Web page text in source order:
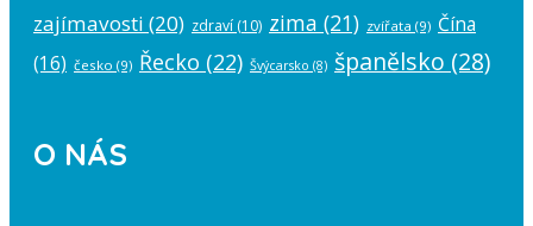
zajímavosti (20) zdraví (10) zima (21) zvířata (9) Čína
(16) česko (9) Řecko (22) Švýcarsko (8) španělsko (28)
O NÁS